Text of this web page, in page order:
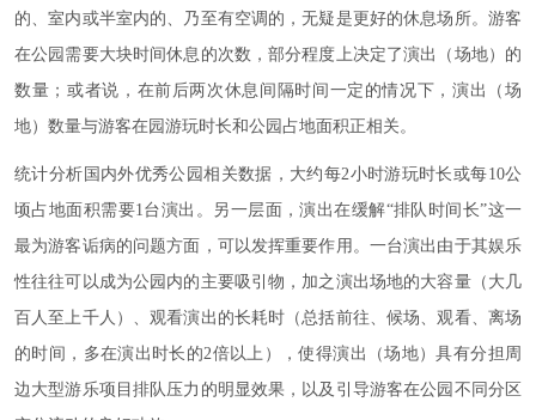
的、室内或半室内的、乃至有空调的，无疑是更好的休息场所。游客
在公园需要大块时间休息的次数，部分程度上决定了演出（场地）的
数量；或者说，在前后两次休息间隔时间一定的情况下，演出（场
地）数量与游客在园游玩时长和公园占地面积正相关。
统计分析国内外优秀公园相关数据，大约每2小时游玩时长或每10公
顷占地面积需要1台演出。另一层面，演出在缓解“排队时间长”这一
最为游客诟病的问题方面，可以发挥重要作用。一台演出由于其娱乐
性往往可以成为公园内的主要吸引物，加之演出场地的大容量（大几
百人至上千人）、观看演出的长耗时（总括前往、候场、观看、离场
的时间，多在演出时长的2倍以上），使得演出（场地）具有分担周
边大型游乐项目排队压力的明显效果，以及引导游客在公园不同分区